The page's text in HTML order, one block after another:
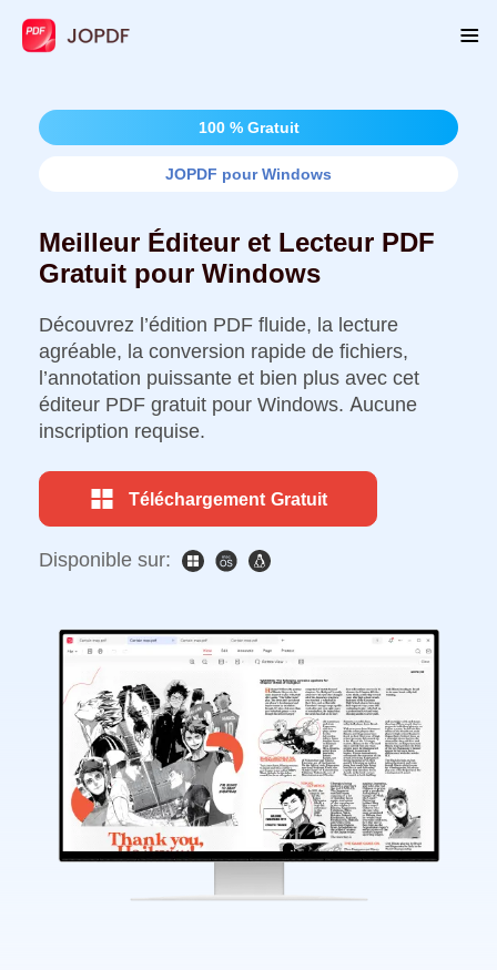
100 % Gratuit
JOPDF pour Windows
Meilleur Éditeur et Lecteur PDF
Gratuit pour Windows
Découvrez l’édition PDF fluide, la lecture
agréable, la conversion rapide de fichiers,
l’annotation puissante et bien plus avec cet
éditeur PDF gratuit pour Windows. Aucune
inscription requise.
Téléchargement Gratuit
Disponible sur: